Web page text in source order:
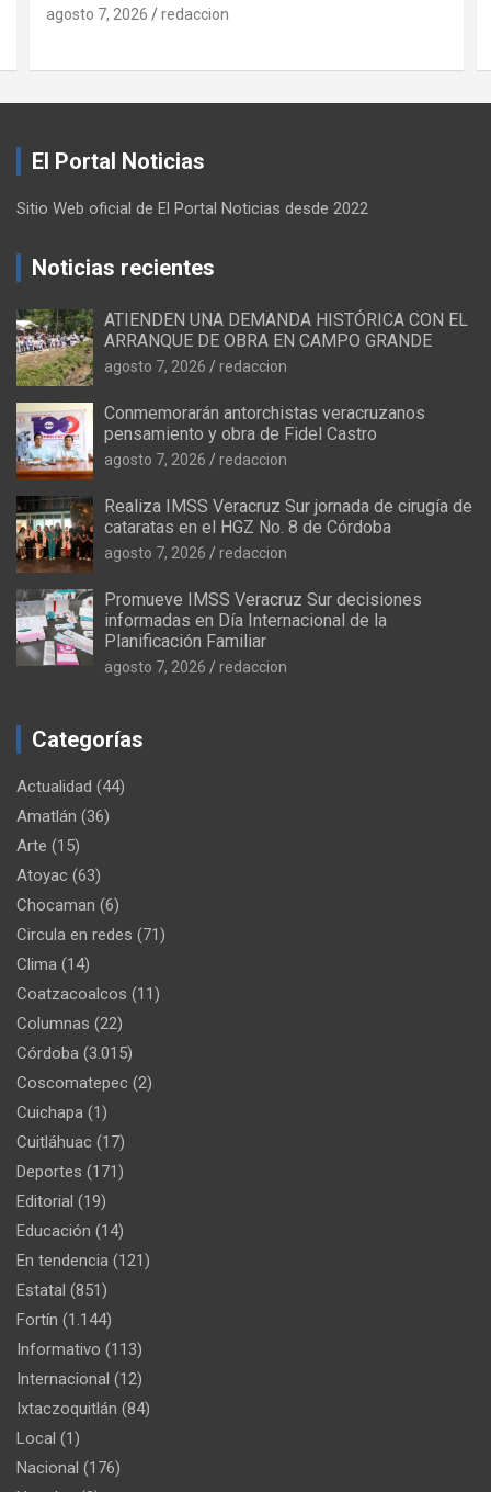
agosto 7, 2026 redaccion
El Portal Noticias
Sitio Web oficial de El Portal Noticias desde 2022
Noticias recientes
ATIENDEN UNA DEMANDA HISTÓRICA CON EL
ARRANQUE DE OBRA EN CAMPO GRANDE
agosto 7, 2026 redaccion
Conmemorarán antorchistas veracruzanos
pensamiento y obra de Fidel Castro
agosto 7, 2026 redaccion
Realiza IMSS Veracruz Sur jornada de cirugía de
cataratas en el HGZ No. 8 de Córdoba
agosto 7, 2026 redaccion
Promueve IMSS Veracruz Sur decisiones
informadas en Día Internacional de la
Planificación Familiar
agosto 7, 2026 redaccion
Categorías
Actualidad (44)
Amatlán (36)
Arte (15)
Atoyac (63)
Chocaman (6)
Circula en redes (71)
Clima (14)
Coatzacoalcos (11)
Columnas (22)
Córdoba (3.015)
Coscomatepec (2)
Cuichapa (1)
Cuitláhuac (17)
Deportes (171)
Editorial (19)
Educación (14)
En tendencia (121)
Estatal (851)
Fortín (1.144)
Informativo (113)
Internacional (12)
Ixtaczoquitlán (84)
Local (1)
Nacional (176)